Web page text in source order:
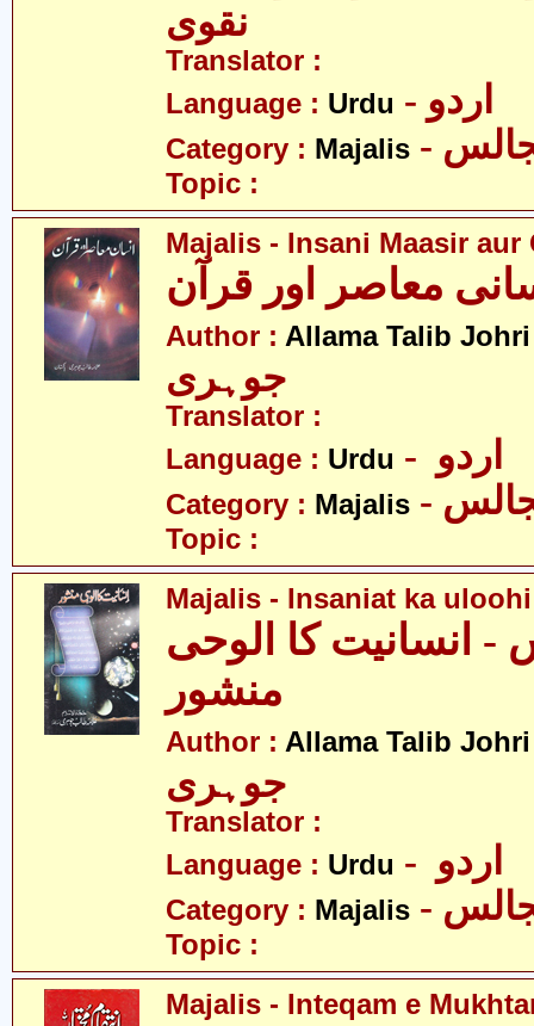
نقوی
Translator :
Language : Urdu - اردو
Category : Majalis
Topic :
Majalis - Insani Maasir aur
Author : Allama Talib Johri
جوہری
Translator :
Language : Urdu
Category : Majalis
Topic :
Majalis - Insaniat ka
- انسانیت کا الوحی
Author : Allama Talib Johri
جوہری
Translator :
Language : Urdu
Category : Majalis
Topic :
Majalis - Inteqam e